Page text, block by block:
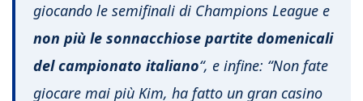
giocando le semifinali di Champions League e
non più le sonnacchiose partite domenicali
del campionato italiano“, e infine: “Non fate
giocare mai più Kim, ha fatto un gran casino